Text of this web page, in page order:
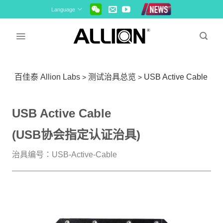
to
Language
百佳泰 Allion Labs> 测试治具总览 > USB Active Cable
USB Active Cable
(USB协会指定认证治具)
治具编号：USB-Active-Cable